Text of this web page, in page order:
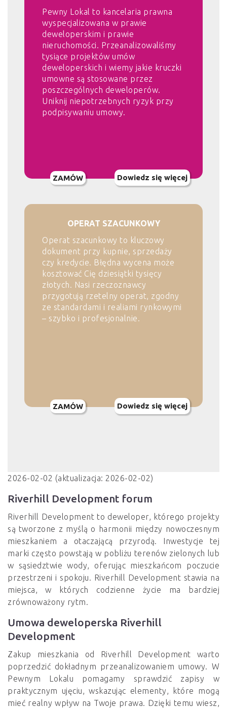
Pewny Lokal to kancelaria prawna
wyspecjalizowana w prawie
deweloperskim i prawie
nieruchomości. Przeanalizowaliśmy
tysiące projektów umów
deweloperskich i wiemy jakie kruczki
umowne są stosowane przez
poszczególnych deweloperów.
Uniknij niepotrzebnych ryzyk przy
podpisywaniu umowy.
ZAMÓW Dowiedz się więcej
OPERAT SZACUNKOWY
Operat szacunkowy to kluczowy
dokument przy kupnie, sprzedaży
czy kredycie. Błędna wycena może
kosztować Cię dziesiątki tysięcy
złotych. Nasi rzeczoznawcy
przygotują rzetelny operat, zgodny
ze standardami i realiami rynkowymi
– szybko i profesjonalnie.
ZAMÓW Dowiedz się więcej
2026-02-02 (aktualizacja: 2026-02-02)
Riverhill Development forum
Riverhill Development to deweloper, którego projekty
są tworzone z myślą o harmonii między nowoczesnym
mieszkaniem a otaczającą przyrodą. Inwestycje tej
marki często powstają w pobliżu terenów zielonych lub
w sąsiedztwie wody, oferując mieszkańcom poczucie
przestrzeni i spokoju. Riverhill Development stawia na
miejsca, w których codzienne życie ma bardziej
zrównoważony rytm.
Umowa deweloperska Riverhill
Development
Zakup mieszkania od Riverhill Development warto
poprzedzić dokładnym przeanalizowaniem umowy. W
Pewnym Lokalu pomagamy sprawdzić zapisy w
praktycznym ujęciu, wskazując elementy, które mogą
mieć realny wpływ na Twoje prawa. Dzięki temu wiesz,